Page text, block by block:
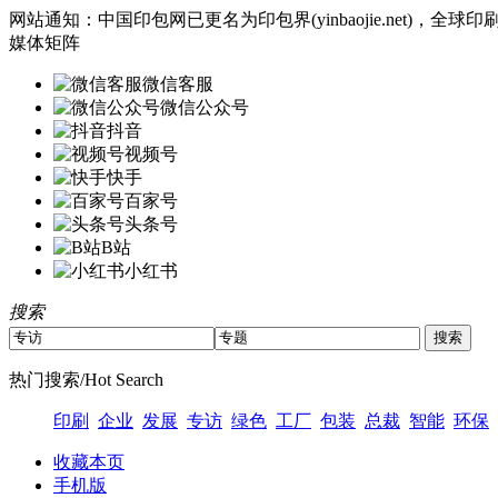
网站通知：中国印包网已更名为印包界(yinbaojie.net)，全球
媒体矩阵
微信客服
微信公众号
抖音
视频号
快手
百家号
头条号
B站
小红书
搜索
热门搜索/Hot Search
印刷 企业 发展 专访 绿色 工厂 包装 总裁 智能 环保
收藏本页
手机版